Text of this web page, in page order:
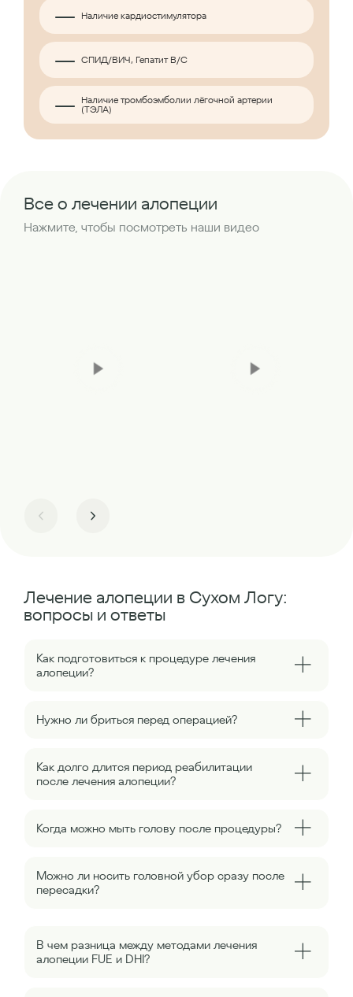
Наличие кардиостимулятора
СПИД/ВИЧ, Гепатит B/C
Наличие тромбоэмболии лёгочной артерии
(ТЭЛА)
Все о лечении алопеции
Нажмите, чтобы посмотреть наши видео
Лечение алопеции в Сухом Логу:
вопросы и ответы
Как подготовиться к процедуре лечения
алопеции?
Нужно ли бриться перед операцией?
Как долго длится период реабилитации
после лечения алопеции?
Когда можно мыть голову после процедуры?
Можно ли носить головной убор сразу после
пересадки?
В чем разница между методами лечения
алопеции FUE и DHI?